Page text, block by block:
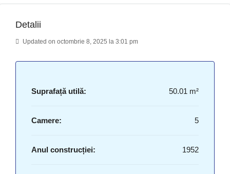
Detalii
Updated on octombrie 8, 2025 la 3:01 pm
Suprafață utilă: 50.01 m²
Camere: 5
Anul construcției: 1952